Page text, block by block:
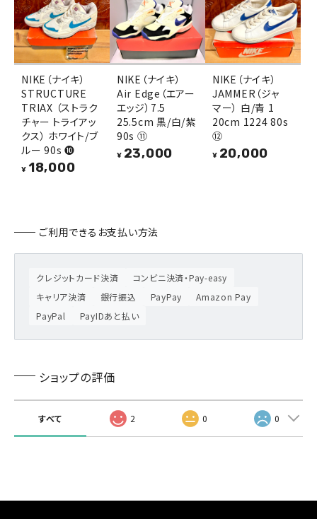
NIKE（ナイキ）
STRUCTURE
TRIAX （ストラク
チャー トライアッ
クス） ホワイト/ブ
ルー 90s ❿
¥ 18,000
NIKE（ナイキ）
Air Edge（エアー
エッジ）7.5
25.5cm 黒/白/紫
90s ⑪
¥ 23,000
NIKE（ナイキ）
JAMMER（ジャ
マー） 白/青 1
20cm 1224 80s
⑫
¥ 20,000
ご利用できるお支払い方法
クレジットカード決済
コンビニ決済・Pay-easy
キャリア決済
銀行振込 PayPay
Amazon Pay
PayPal
PayIDあと払い
ショップの評価
すべて 2 0 0